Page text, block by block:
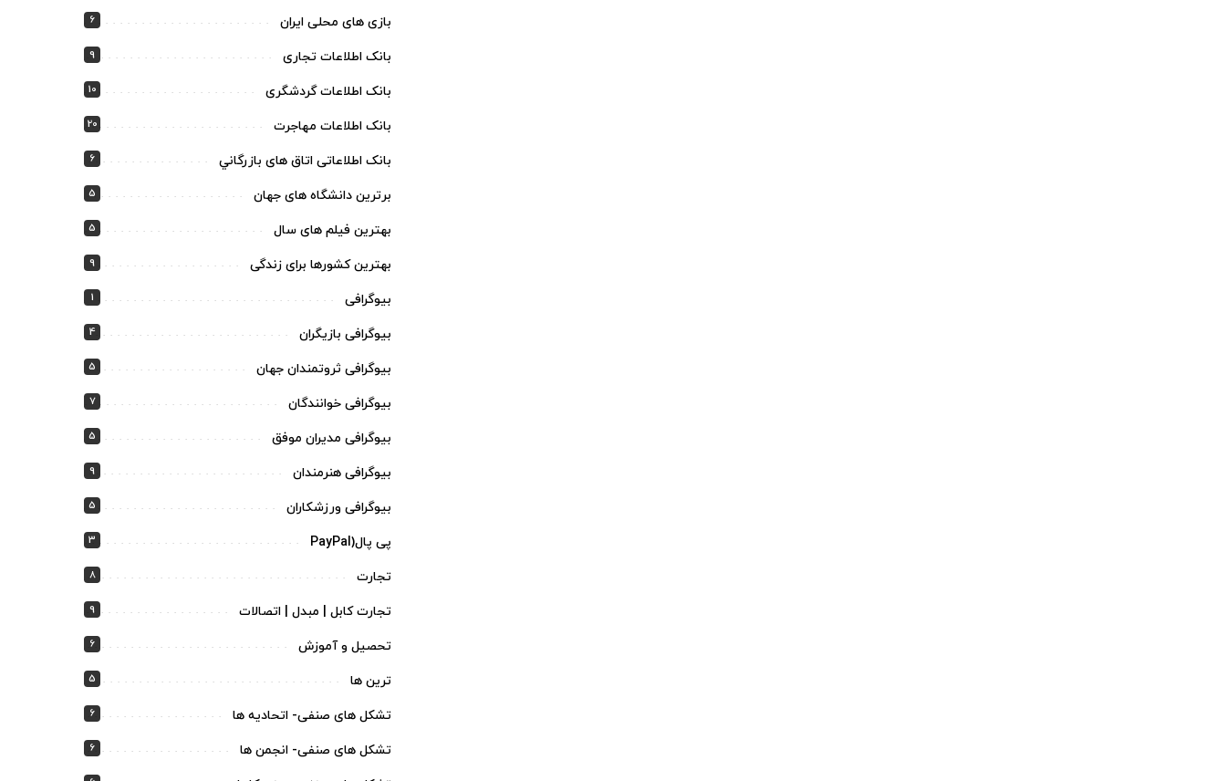
بازی های محلی ایران 6
بانک اطلاعات تجاری 9
بانک اطلاعات گردشگری 10
بانک اطلاعات مهاجرت 20
بانک اطلاعاتی اتاق های بازرگاني 6
برترین دانشگاه های جهان 5
بهترین فیلم های سال 5
بهترین کشورها برای زندگی 9
بیوگرافی 1
بیوگرافی بازیگران 4
بیوگرافی ثروتمندان جهان 5
بیوگرافی خوانندگان 7
بیوگرافی مدیران موفق 5
بیوگرافی هنرمندان 9
بیوگرافی ورزشکاران 5
پی پال(PayPal 3
تجارت 8
تجارت کابل | مبدل | اتصالات 9
تحصیل و آموزش 6
ترین ها 5
تشکل های صنفی- اتحادیه ها 6
تشکل های صنفی- انجمن ها 6